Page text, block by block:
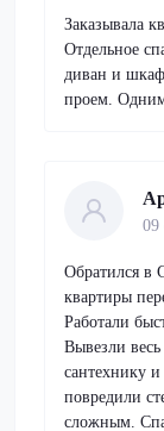
Заказывала
Отдельное
диван и шкаф
проем.
09
Обратился в
квартиры
Работали
Вывезли
сантехнику
повредили
сложным.